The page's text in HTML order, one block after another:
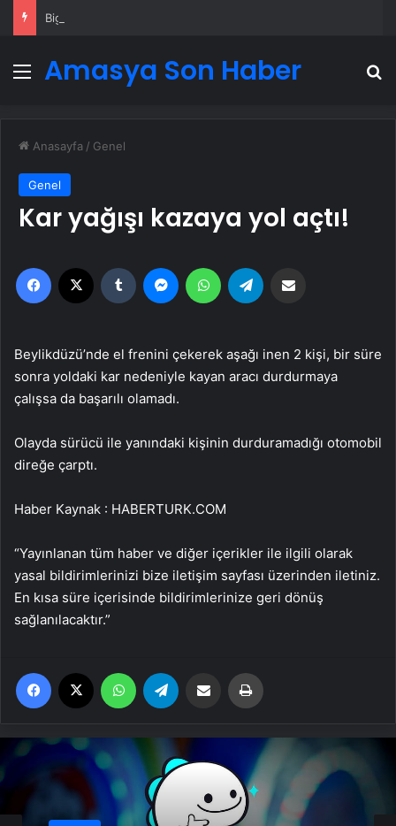
Menü
Amasya Son Haber
Anasayfa / Genel
Genel
Kar yağışı kazaya yol açtı!
Facebook Tumblr MessengerWhatsApp
Beylikdüzü’nde el frenini çekerek aşağı inen 2 kişi, bir süre
sonra yoldaki kar nedeniyle kayan aracı durdurmaya
çalışsa da başarılı olamadı.
Olayda sürücü ile yanındaki kişinin durduramadığı otomobil
direğe çarptı.
Haber Kaynak : HABERTURK.COM
“Yayınlanan tüm haber ve diğer içerikler ile ilgili olarak
yasal bildirimlerinizi bize iletişim sayfası üzerinden iletiniz.
En kısa süre içerisinde bildirimlerinize geri dönüş
sağlanılacaktır.”
Facebook WhatsApp Email'den paylaş